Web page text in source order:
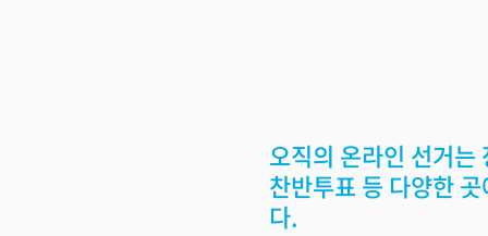
오직의 온라인 선거
찬반투표 등 다양한
다.